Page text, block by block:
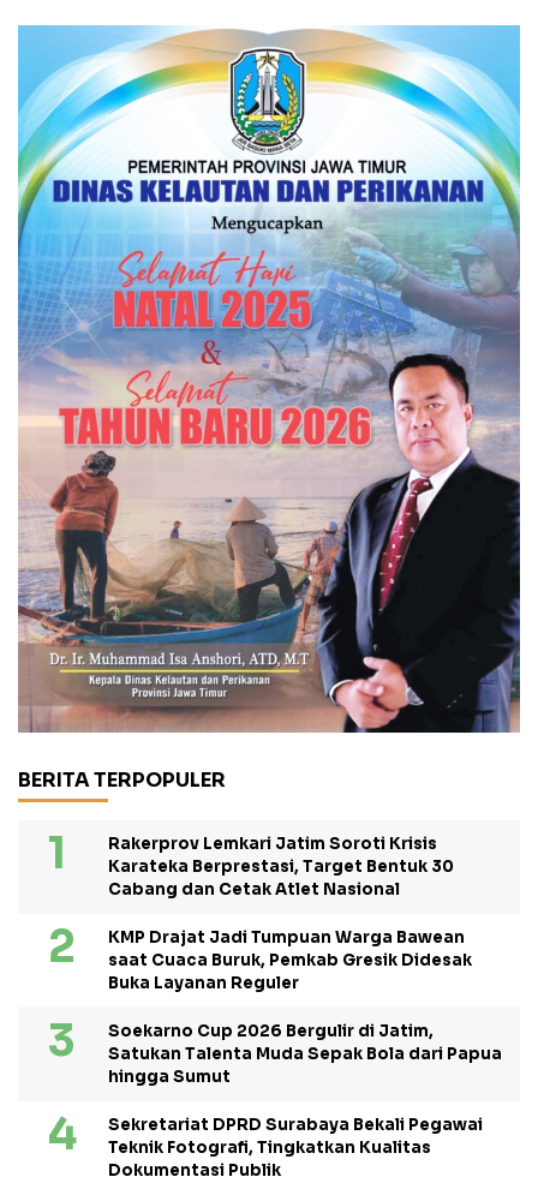
BERITA TERPOPULER
Rakerprov Lemkari Jatim Soroti Krisis
Karateka Berprestasi, Target Bentuk 30
Cabang dan Cetak Atlet Nasional
KMP Drajat Jadi Tumpuan Warga Bawean
saat Cuaca Buruk, Pemkab Gresik Didesak
Buka Layanan Reguler
Soekarno Cup 2026 Bergulir di Jatim,
Satukan Talenta Muda Sepak Bola dari Papua
hingga Sumut
Sekretariat DPRD Surabaya Bekali Pegawai
Teknik Fotografi, Tingkatkan Kualitas
Dokumentasi Publik